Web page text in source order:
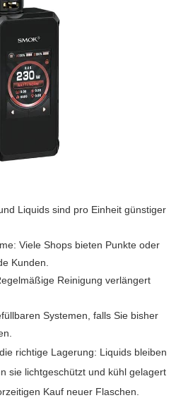
Liquids sind pro Einheit günstiger
Viele Shops bieten Punkte oder
Kunden.
Reinigung verlängert
Systemen, falls Sie bisher
richtige Lagerung: Liquids bleiben
sie lichtgeschützt und kühl gelagert
Kauf neuer Flaschen.